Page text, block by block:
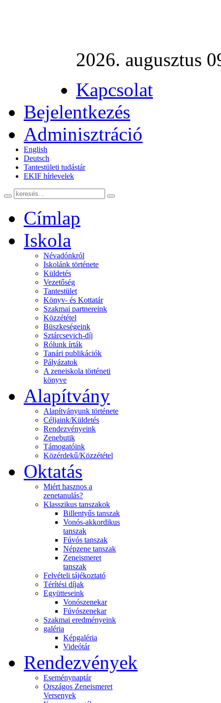
2026. augusztus
Kapcsolat
Bejelentkezés
Adminisztráció
English
Deutsch
Tantestületi tudástár
EKIF hírlevelek
Címlap
Iskola
Névadónkról
Iskolánk története
Küldetés
Vezetőség
Tantestület
Könyv- és Kottatár
Szakmai partnereink
Közzététel
Büszkeségeink
Sztárcsevich-díj
Rólunk írták
Tanári publikációk
Pályázatok
A zeneiskola történeti
könyve
Alapítvány
Alapítványunk története
Céljaink/Küldetés
Rendezvényeink
Zenebutik
Támogatóink
Közérdekű/Közzététel
Oktatás
Miért hasznos a
zenetanulás?
Klasszikus tanszakok
Billentyűs tanszak
Vonós-akkordikus
tanszak
Fúvós tanszak
Népzene tanszak
Zeneismeret
tanszak
Felvételi tájékoztató
Térítési díjak
Együtteseink
Vonószenekar
Fúvószenekar
Szakmai eredményeink
galéria
Képgaléria
Videótár
Rendezvények
Eseménynaptár
Országos Zeneismeret
Versenyek